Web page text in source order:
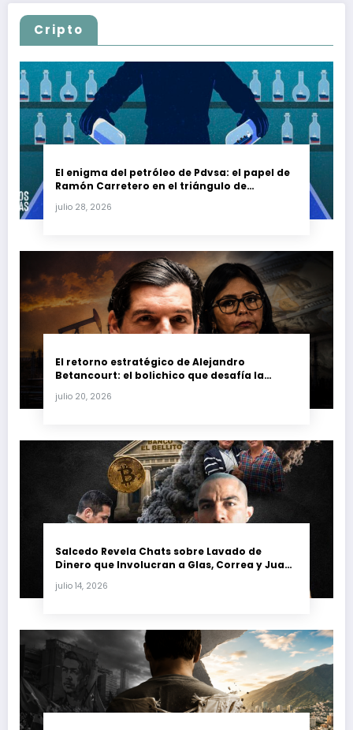
Cripto
El enigma del petróleo de Pdvsa: el papel de
Ramón Carretero en el triángulo de
julio 28, 2026
El retorno estratégico de Alejandro
Betancourt: el bolichico que desafía la
petrolera venezolana
julio 20, 2026
Salcedo Revela Chats sobre Lavado de
Dinero que Involucran a Glas, Correa y Juan
julio 14, 2026